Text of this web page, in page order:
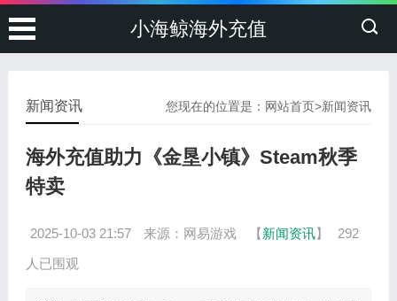
小海鲸海外充值
您现在的位置是： 网站首页>新闻资讯
新闻资讯
海外充值助力《金垦小镇》Steam秋季
特卖
2025-10-03 21:57 来源：网易游戏 【新闻资讯】
292
人已围观